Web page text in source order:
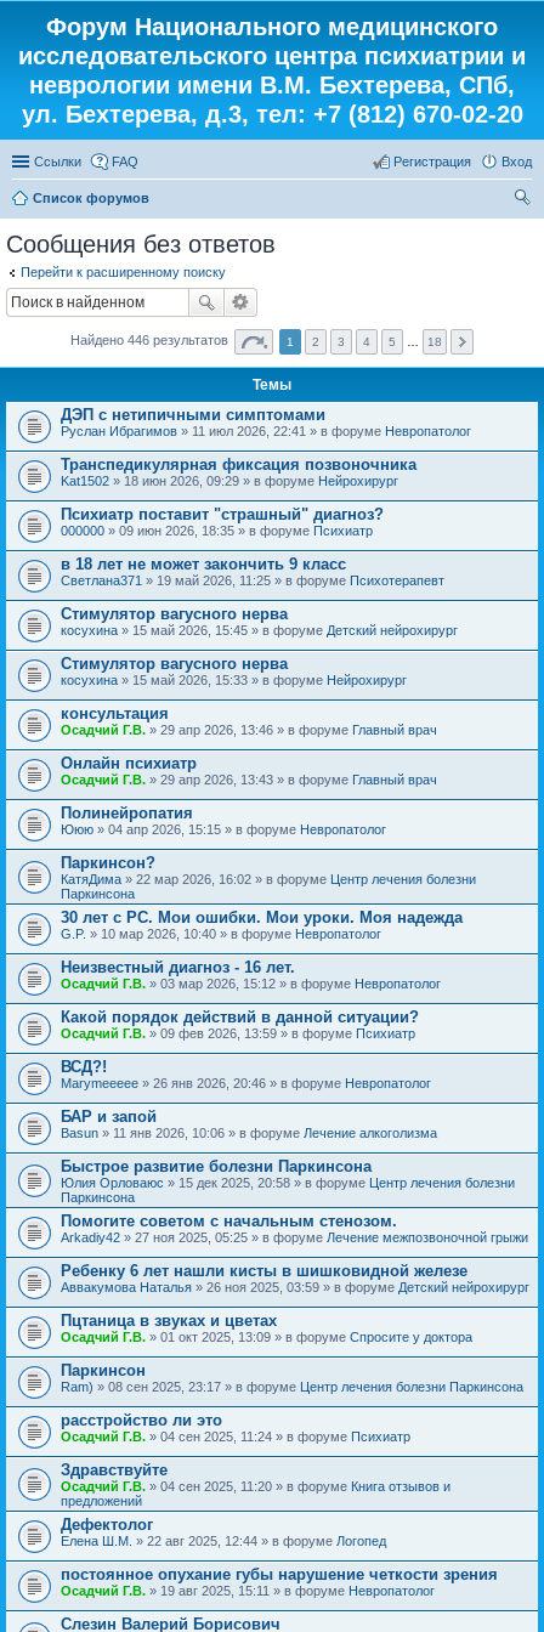
Форум Национального медицинского
исследовательского центра психиатрии и
неврологии имени В.М. Бехтерева, СПб,
ул. Бехтерева, д.3, тел: +7 (812) 670-02-20
Ссылки FAQ Вход
Регистрация
Список форумов
Сообщения без ответов
Перейти к расширенному поиску
Найдено 446 результатов 1 2 3 4 5 18
Темы
ДЭП с нетипичными симптомами
Руслан Ибрагимов » 11 июл 2026, 22:41 » в форуме Невропатолог
Транспедикулярная фиксация позвоночника
Kat1502 » 18 июн 2026, 09:29 » в форуме Нейрохирург
Психиатр поставит "страшный" диагноз?
000000 » 09 июн 2026, 18:35 » в форуме Психиатр
в 18 лет не может закончить 9 класс
Светлана371 » 19 май 2026, 11:25 » в форуме Психотерапевт
Стимулятор вагусного нерва
косухина » 15 май 2026, 15:45 » в форуме Детский нейрохирург
Стимулятор вагусного нерва
косухина » 15 май 2026, 15:33 » в форуме Нейрохирург
консультация
Осадчий Г.В. » 29 апр 2026, 13:46 » в форуме Главный врач
Онлайн психиатр
Осадчий Г.В. » 29 апр 2026, 13:43 » в форуме Главный врач
Полинейропатия
Ююю » 04 апр 2026, 15:15 » в форуме Невропатолог
Паркинсон?
КатяДима » 22 мар 2026, 16:02 » в форуме Центр лечения болезни
Паркинсона
30 лет с РС. Мои ошибки. Мои уроки. Моя надежда
G.P. » 10 мар 2026, 10:40 » в форуме Невропатолог
Неизвестный диагноз - 16 лет.
Осадчий Г.В. » 03 мар 2026, 15:12 » в форуме Невропатолог
Какой порядок действий в данной ситуации?
Осадчий Г.В. » 09 фев 2026, 13:59 » в форуме Психиатр
ВСД?!
Marymeeeee » 26 янв 2026, 20:46 » в форуме Невропатолог
БАР и запой
Basun » 11 янв 2026, 10:06 » в форуме Лечение алкоголизма
Быстрое развитие болезни Паркинсона
Юлия Орловаюс » 15 дек 2025, 20:58 » в форуме Центр лечения болезни
Паркинсона
Помогите советом с начальным стенозом.
Arkadiy42 » 27 ноя 2025, 05:25 » в форуме Лечение межпозвоночной грыжи
Ребенку 6 лет нашли кисты в шишковидной железе
Аввакумова Наталья » 26 ноя 2025, 03:59 » в форуме Детский нейрохирург
Пцтаница в звуках и цветах
Осадчий Г.В. » 01 окт 2025, 13:09 » в форуме Спросите у доктора
Паркинсон
Ram) » 08 сен 2025, 23:17 » в форуме Центр лечения болезни Паркинсона
расстройство ли это
Осадчий Г.В. » 04 сен 2025, 11:24 » в форуме Психиатр
Здравствуйте
Осадчий Г.В. » 04 сен 2025, 11:20 » в форуме Книга отзывов и
предложений
Дефектолог
Елена Ш.М. » 22 авг 2025, 12:44 » в форуме Логопед
постоянное опухание губы нарушение четкости зрения
Осадчий Г.В. » 19 авг 2025, 15:11 » в форуме Невропатолог
Слезин Валерий Борисович